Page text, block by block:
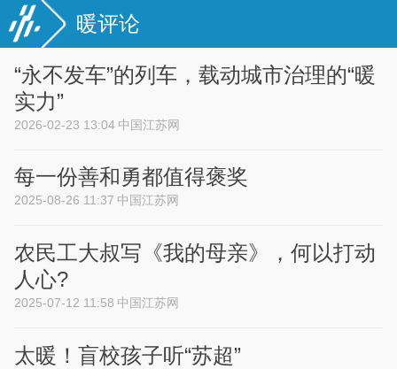
暖评论
“永不发车”的列车，载动城市治理的“暖
实力”
2026-02-23 13:04 中国江苏网
每一份善和勇都值得褒奖
2025-08-26 11:37 中国江苏网
农民工大叔写《我的母亲》，何以打动
人心?
2025-07-12 11:58 中国江苏网
太暖！盲校孩子听“苏超”